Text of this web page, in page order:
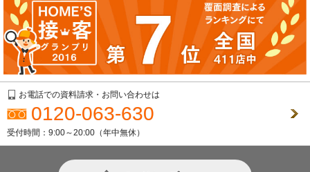
お電話での資料請求・お問い合わせは
0120-063-630
受付時間：9:00～20:00（年中無休）